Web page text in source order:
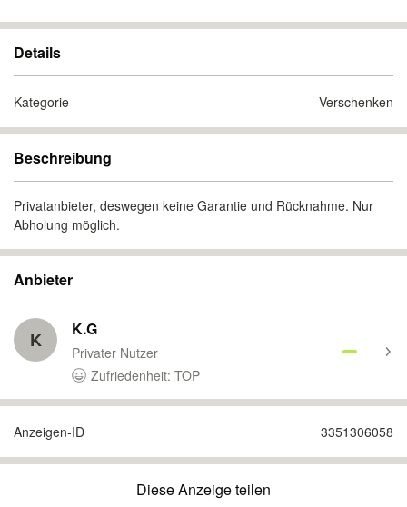
Details
Kategorie Verschenken
Beschreibung
Privatanbieter, deswegen keine Garantie und Rücknahme. Nur
Abholung möglich.
Anbieter
K K.G
Privater Nutzer
Zufriedenheit: TOP
Anzeigen-ID 3351306058
Diese Anzeige teilen